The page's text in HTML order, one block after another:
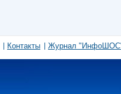
Контакты Журнал